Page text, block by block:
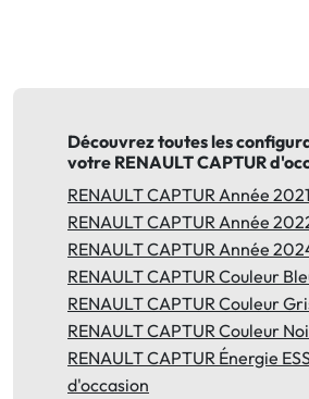
Découvrez toutes les
votre RENAULT CAPTUR
RENAULT CAPTUR Année
RENAULT CAPTUR Année
RENAULT CAPTUR Année
RENAULT CAPTUR Couleur
RENAULT CAPTUR Couleur
RENAULT CAPTUR Couleur
RENAULT CAPTUR Énergie
d'occasion